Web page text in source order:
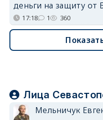
деньги на защиту от
17:18 1 360
Лица
Мельничук